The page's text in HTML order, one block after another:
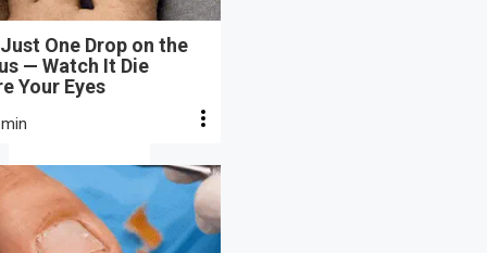
One Drop on the
— Watch It Die
Your Eyes